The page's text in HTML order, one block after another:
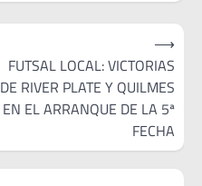
FUTSAL LOCAL: VICTORIAS
DE RIVER PLATE Y QUILMES
EN EL ARRANQUE DE LA 5ª
FECHA
⟶